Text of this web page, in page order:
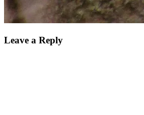
Leave a Reply